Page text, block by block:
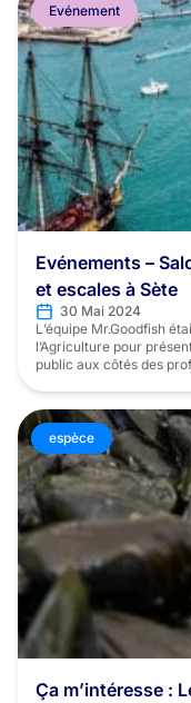
Evénement
Evénements –
et escales à Sète
30 Mai 2024
L’équipe Mr.Goodfish
l’Agriculture pour
public aux côtés des
ainsi sensibilisé de
espèce
Ça m’intéresse :